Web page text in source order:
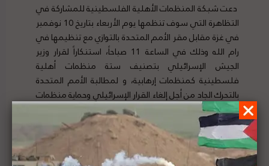
دعت شبكة المنظمات الأهلية الفلسطينية للمشاركة في
التظاهرة التي سوف تنظمها يوم الأربعاء بتاريخ 10 نوفمبر
في غزة مقابل مقر الأمم المتحدة بالتوازي مع تنظيمها في
رام الله وذلك في الساعة 11 صباحاً، استنكاراً لقرار وزير
الجيش الإسرائيلي بتصنيف ستة منظمات أهلية
فلسطينية كمنظمات إرهابية، و لمطالبة الأمم المتحدة
بالتحرك الجاد من أجل إلغاء القرار الإسرائيلي وحماية منظمات
المجتمع المدني. لتفاصيل الخبر ومصدره الأصلي،هنا